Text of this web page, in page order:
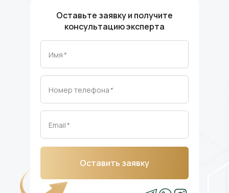
Оставьте заявку и получите
консультацию эксперта
Имя*
Номер телефона*
Email*
Оставить заявку